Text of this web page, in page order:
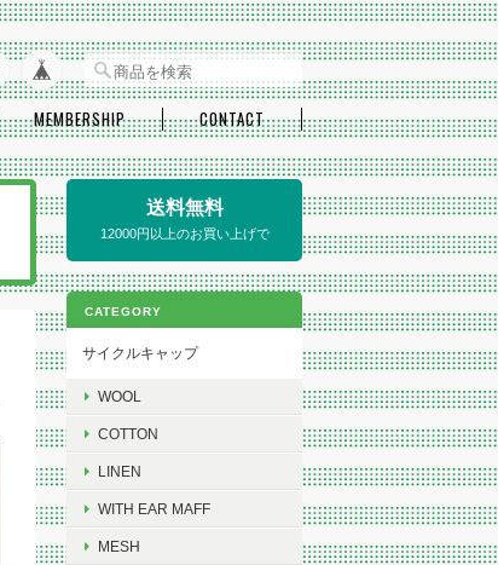
MEMBERSHIP CONTACT
送料無料
12000円以上のお買い上げで
CATEGORY
サイクルキャップ
WOOL
COTTON
LINEN
WITH EAR MAFF
MESH